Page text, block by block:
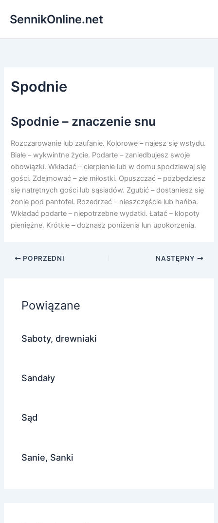
SennikOnline.net
Spodnie
Spodnie – znaczenie snu
Rozczarowanie lub zaufanie. Kolorowe – najesz się wstydu.
Białe – wykwintne życie. Podarte – zaniedbujesz swoje
obowiązki. Wkładać – cierpienie lub w domu spodziewaj się
gości. Zdejmować – złe miłostki. Opuszczać – pozbędziesz
się natrętnych gości lub sąsiadów. Zgubić – dostaniesz się
żonie pod pantofel. Rozedrzeć – nieszczęście lub hańba.
Wkładać podarte – niepotrzebne wydatki. Łatać – kłopoty
pieniężne. Krótkie – doznasz poniżenia lun upokorzenia.
POPRZEDNI NASTĘPNY
Powiązane
Saboty, drewniaki
Sandały
Sąd
Sanie, Sanki